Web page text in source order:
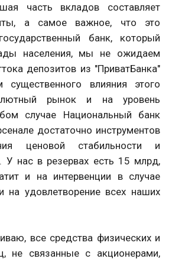
часть вкладов составляет
а самое важное, что это
банк, который
населения, мы не ожидаем
депозитов из "ПриватБанка"
влияния этого
рынок и на уровень
случае Национальный банк
достаточно инструментов
ценовой стабильности и
У нас в резервах есть 15 млрд,
и на интервенции в случае
на удовлетворение всех наших
все средства физических и
не связанные с акционерами,